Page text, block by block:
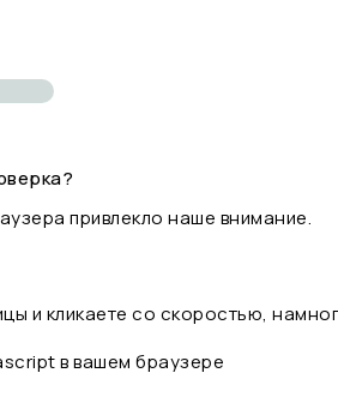
привлекло наше внимание.
и кликаете со скоростью,
в вашем браузере